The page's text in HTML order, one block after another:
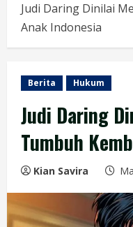
Judi Daring Dinilai
Anak Indonesia
Berita Hukum
Judi Daring
Tumbuh
Kian Savira